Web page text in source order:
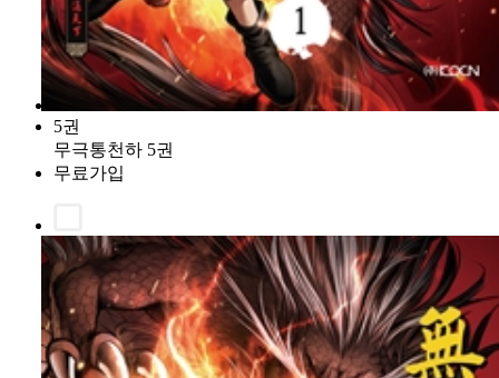
5권
무극통천하 5권
무료가입